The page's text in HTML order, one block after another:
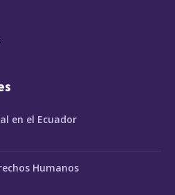
en el Ecuador
Humanos